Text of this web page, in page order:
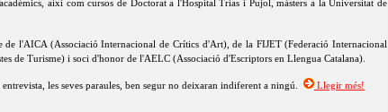
així com cursos de Doctorat a l'Hospital Trias i Pujol, màsters a la Universitat de
de l'AICA (Associació Internacional de Crítics d'Art), de la FIJET (Federació Internacional
de Turisme) i soci d'honor de l'AELC (Associació d'Escriptors en Llengua Catalana).
entrevista, les seves paraules, ben segur no deixaran indiferent a ningú. Llegir més!